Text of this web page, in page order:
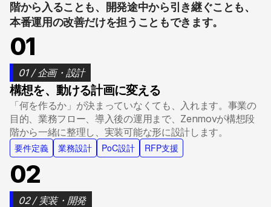
階から入ることも、開発途中から引き継ぐことも、
本番運用の改善だけを担うこともできます。
01
01 / 企画・設計
構想を、動ける計画に変える
「何を作るか」が決まっていなくても、入れます。事業の
目的、業務フロー、導入後の運用まで、Zenmovが構想段
階から一緒に整理し、実装可能な形に設計します。
要件定義
業務設計 PoC設計 RFP支援
02
02 / 実装・開発